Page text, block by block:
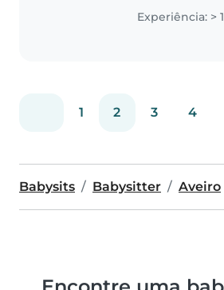
experiência
minha mãe na
com meninos
Experiência: >
1 2 3 4
Babysits Babysitter Aveiro